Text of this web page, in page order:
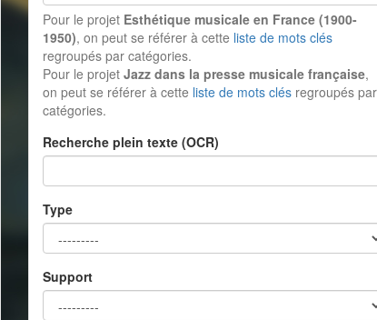
Pour le projet Esthétique musicale en France (1900-
1950), on peut se référer à cette liste de mots clés
regroupés par catégories.
Pour le projet Jazz dans la presse musicale française,
on peut se référer à cette liste de mots clés regroupés par
catégories.
Recherche plein texte (OCR)
Type
Support